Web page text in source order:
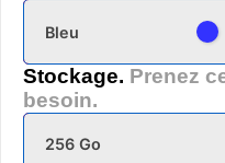
Bleu
Stockage. Prenez
besoin.
256 Go